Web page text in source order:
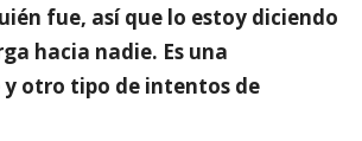
fue, así que lo estoy diciendo
hacia nadie. Es una
y otro tipo de intentos de